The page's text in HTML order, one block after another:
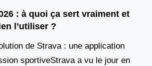
: à quoi ça sert vraiment et
l’utiliser ?
de Strava : une application
sportiveStrava a vu le jour en